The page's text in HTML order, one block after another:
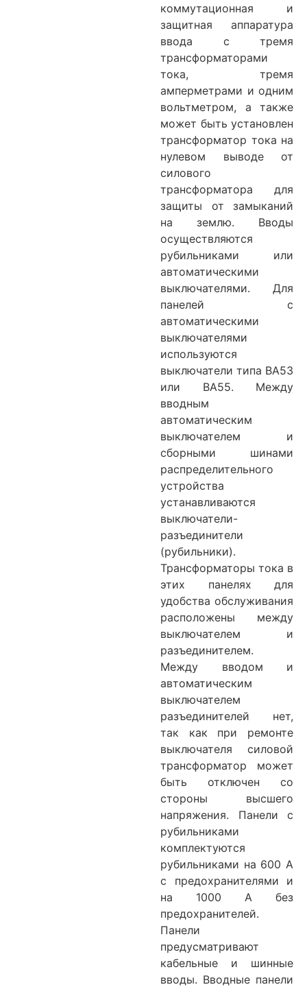
коммутационная и
защитная аппаратура
ввода с тремя
трансформаторами
тока, тремя
амперметрами и одним
вольтметром, а также
может быть установлен
трансформатор тока на
нулевом выводе от
силового
трансформатора для
защиты от замыканий
на землю. Вводы
осуществляются
рубильниками или
автоматическими
выключателями. Для
панелей с
автоматическими
выключателями
используются
выключатели типа ВА5З
или ВА55. Между
вводным
автоматическим
выключателем и
сборными шинами
распределительного
устройства
устанавливаются
выключатели-
разъединители
(рубильники).
Трансформаторы тока в
этих панелях для
удобства обслуживания
расположены между
выключателем и
разъединителем.
Между вводом и
автоматическим
выключателем
разъединителей нет,
так как при ремонте
выключателя силовой
трансформатор может
быть отключен со
стороны высшего
напряжения. Панели с
рубильниками
комплектуются
рубильниками на 600 А
с предохранителями и
на 1000 А без
предохранителей.
Панели
предусматривают
кабельные и шинные
вводы. Вводные панели